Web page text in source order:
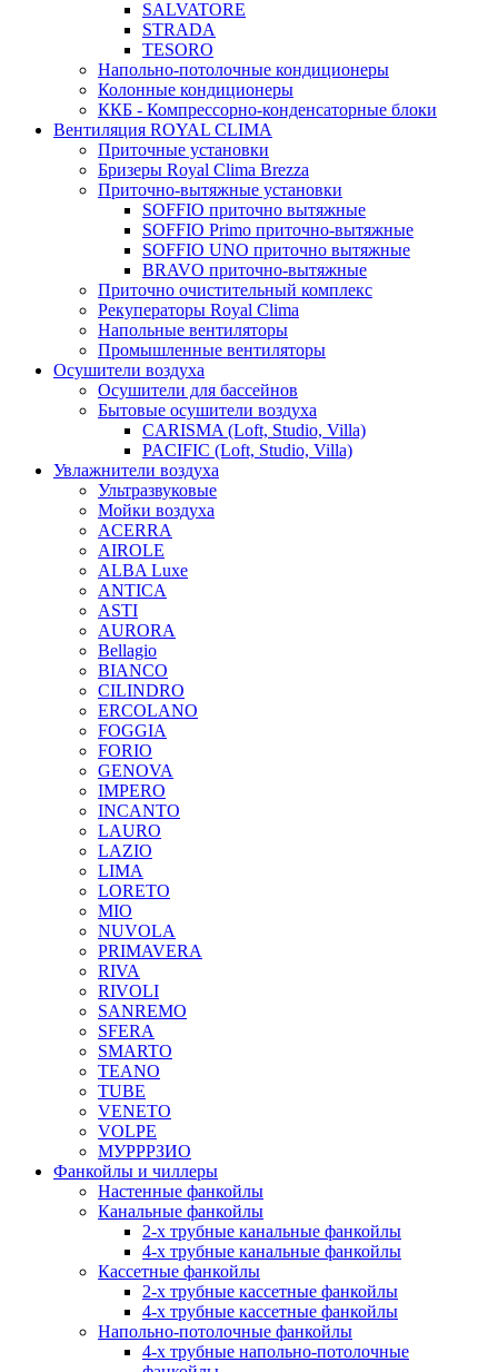
SALVATORE
STRADA
TESORO
Напольно-потолочные кондиционеры
Колонные кондиционеры
ККБ - Компрессорно-конденсаторные блоки
Вентиляция ROYAL CLIMA
Приточные установки
Бризеры Royal Clima Brezza
Приточно-вытяжные установки
SOFFIO приточно вытяжные
SOFFIO Primo приточно-вытяжные
SOFFIO UNO приточно вытяжные
BRAVO приточно-вытяжные
Приточно очистительный комплекс
Рекуператоры Royal Clima
Напольные вентиляторы
Промышленные вентиляторы
Осушители воздуха
Осушители для бассейнов
Бытовые осушители воздуха
CARISMA (Loft, Studio, Villa)
PACIFIC (Loft, Studio, Villa)
Увлажнители воздуха
Ультразвуковые
Мойки воздуха
ACERRA
AIROLE
ALBA Luxe
ANTICA
ASTI
AURORA
Bellagio
BIANCO
CILINDRO
ERCOLANO
FOGGIA
FORIO
GENOVA
IMPERO
INCANTO
LAURO
LAZIO
LIMA
LORETO
MIO
NUVOLA
PRIMAVERA
RIVA
RIVOLI
SANREMO
SFERA
SMARTO
TEANO
TUBE
VENETO
VOLPE
МУРРРЗИО
Фанкойлы и чиллеры
Настенные фанкойлы
Канальные фанкойлы
2-х трубные канальные фанкойлы
4-х трубные канальные фанкойлы
Кассетные фанкойлы
2-х трубные кассетные фанкойлы
4-х трубные кассетные фанкойлы
Напольно-потолочные фанкойлы
4-х трубные напольно-потолочные